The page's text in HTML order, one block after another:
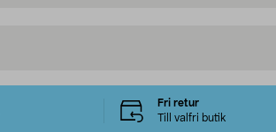
Fri retur
Till valfri butik